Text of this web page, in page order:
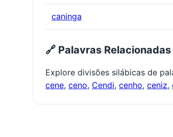
caninga
🔗 Palavras Relacionadas
Explore divisões silábicas de
cene, ceno, Cendi, cenho, ceniz,